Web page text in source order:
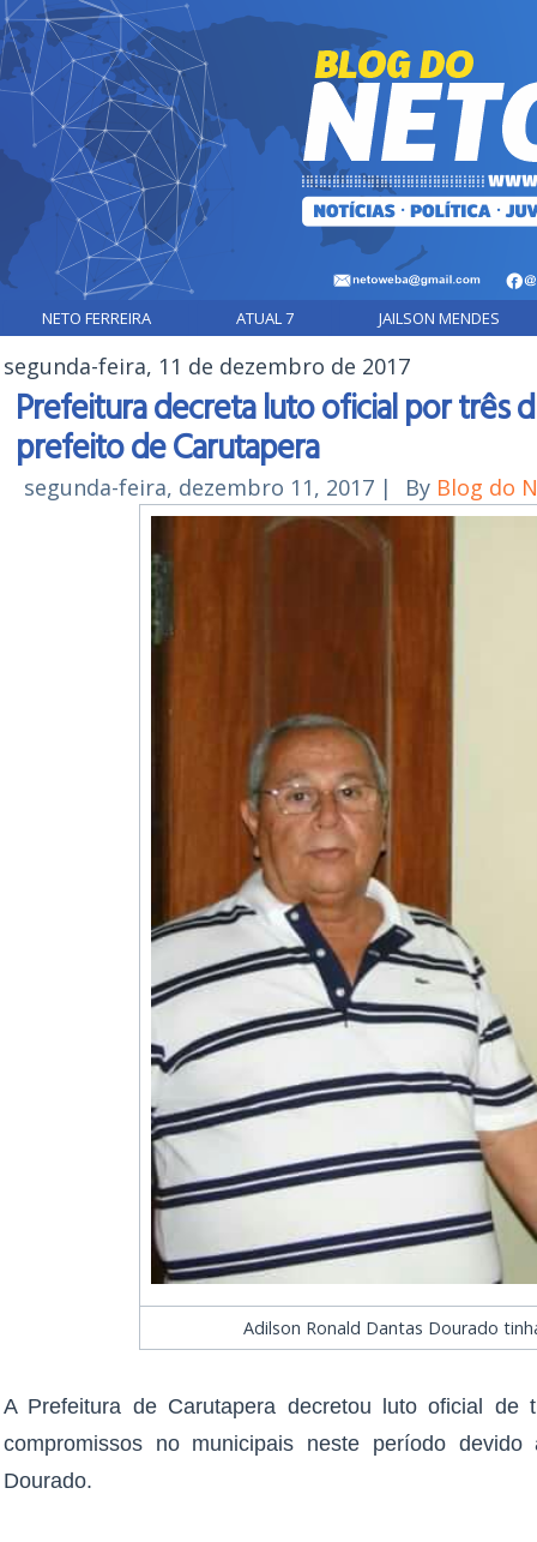
NETO FERREIRA ATUAL 7 JAILSON MENDES
segunda-feira, 11 de dezembro de 2017
Prefeitura decreta luto oficial por três
prefeito de Carutapera
segunda-feira, dezembro 11, 2017 | By Blog do
Adilson Ronald Dantas Dourado
A Prefeitura de Carutapera decretou luto oficial de
compromissos no municipais neste período
Dourado.